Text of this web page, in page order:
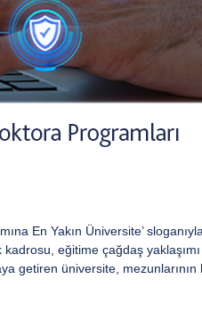
En Yakın Üniversite’
eğitime çağdaş
getiren üniversite, mezunlarının